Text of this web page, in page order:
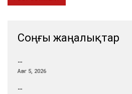
Соңғы жаңалықтар
…
Авг 5, 2026
…